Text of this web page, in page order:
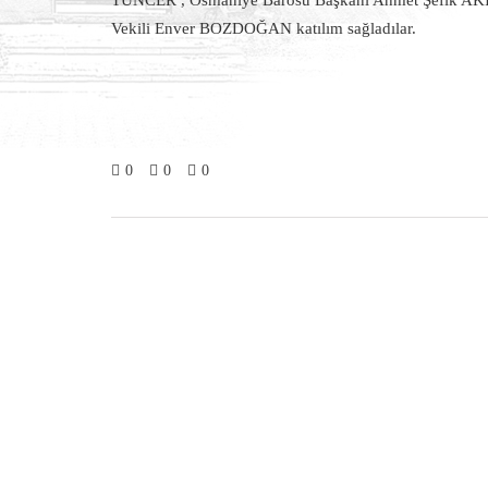
Vekili Enver BOZDOĞAN katılım sağladılar.
0 0 0